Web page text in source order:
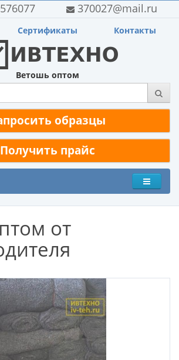
370027@mail.ru
Сертификаты Контакты
Ветошь оптом
образцы
Получить прайс
от